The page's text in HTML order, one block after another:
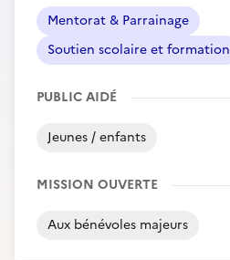
Mentorat & Parrainage
Soutien scolaire et formation
PUBLIC AIDÉ
Jeunes / enfants
MISSION OUVERTE
Aux bénévoles majeurs